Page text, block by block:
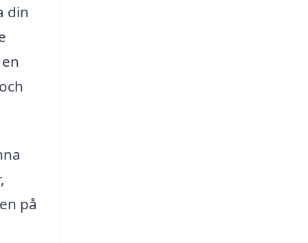
din
på